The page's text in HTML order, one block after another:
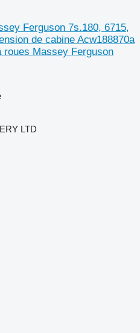
Ferguson 7s.180, 6715,
de cabine Acw188870a
roues Massey Ferguson
LTD